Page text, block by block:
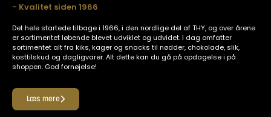
- Kvalitet siden 1966
Det hele startede tilbage i 1966, i den nordlige del af THY, og over årene
er sortimentet løbende blevet udviklet og udvidet. I dag omfatter
sortimentet alt fra kiks, kager og snacks til nødder, chokolade, slik,
kosttilskud og dagligvarer. Alt dette kan du gå på opdagelse i på
shoppen. God fornøjelse!
Læs mere